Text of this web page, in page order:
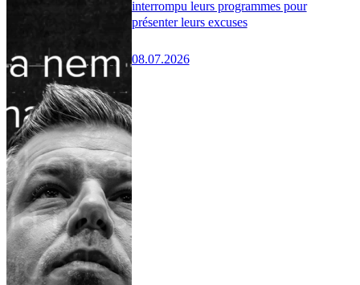
interrompu leurs programmes pour
présenter leurs excuses
08.07.2026